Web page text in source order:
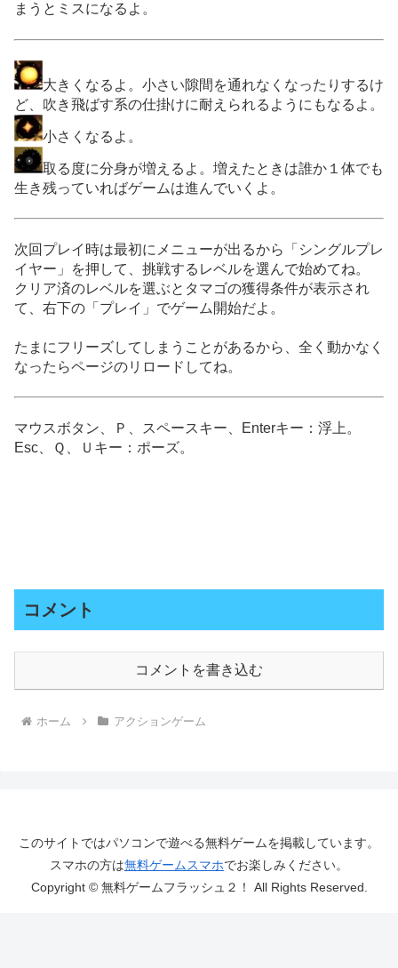
まうとミスになるよ。
大きくなるよ。小さい隙間を通れなくなったりするけ
ど、吹き飛ばす系の仕掛けに耐えられるようにもなるよ。
小さくなるよ。
取る度に分身が増えるよ。増えたときは誰か１体でも
生き残っていればゲームは進んでいくよ。
次回プレイ時は最初にメニューが出るから「シングルプレ
イヤー」を押して、挑戦するレベルを選んで始めてね。
クリア済のレベルを選ぶとタマゴの獲得条件が表示され
て、右下の「プレイ」でゲーム開始だよ。
たまにフリーズしてしまうことがあるから、全く動かなく
なったらページのリロードしてね。
マウスボタン、Ｐ、スペースキー、Enterキー：浮上。
Esc、Ｑ、Ｕキー：ポーズ。
コメント
コメントを書き込む
ホーム アクションゲーム
このサイトではパソコンで遊べる無料ゲームを掲載しています。
スマホの方は無料ゲームスマホでお楽しみください。
Copyright © 無料ゲームフラッシュ２！ All Rights Reserved.